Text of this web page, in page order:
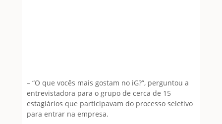
– “O que vocês mais gostam no iG?”, perguntou a
entrevistadora para o grupo de cerca de 15
estagiários que participavam do processo seletivo
para entrar na empresa.